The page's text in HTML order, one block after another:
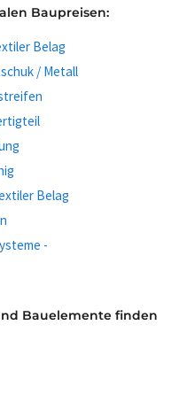
Baupreisen:
Belag
/ Metall
Belag
-
Bauelemente finden